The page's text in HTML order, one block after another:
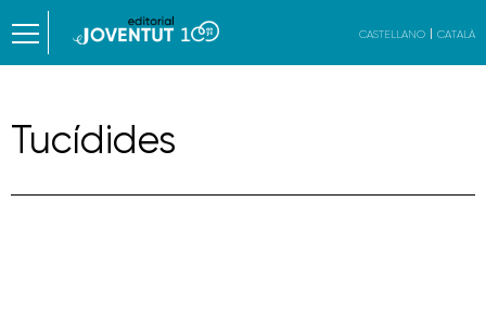
CASTELLANO CATALÀ
Tucídides